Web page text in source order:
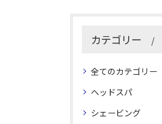
カテゴリー
全てのカテゴリー
ヘッドスパ
シェービング